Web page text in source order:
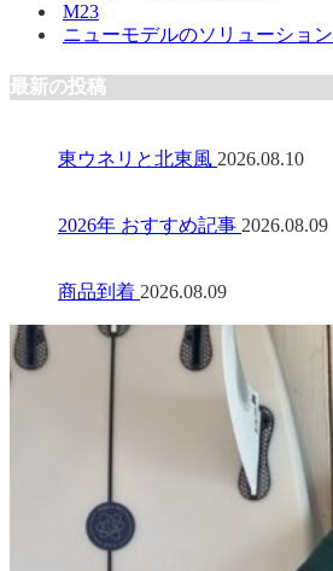
M23
ニューモデルのソリューション
最新の投稿
東ウネリと北東風 2026.08.10
2026年 おすすめ記事 2026.08.09
商品到着 2026.08.09